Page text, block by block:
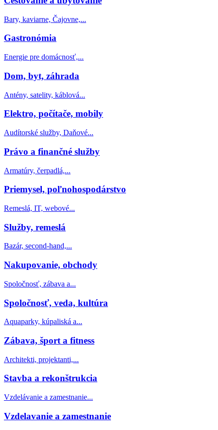
Bary, kaviarne, Čajovne,...
Gastronómia
Energie pre domácnosť,...
Dom, byt, záhrada
Antény, satelity, káblová...
Elektro, počítače, mobily
Audítorské služby, Daňové...
Právo a finančné služby
Armatúry, čerpadlá,...
Priemysel, poľnohospodárstvo
Remeslá, IT, webové...
Služby, remeslá
Bazár, second-hand,...
Nakupovanie, obchody
Spoločnosť, zábava a...
Spoločnosť, veda, kultúra
Aquaparky, kúpaliská a...
Zábava, šport a fitness
Architekti, projektanti,...
Stavba a rekonštrukcia
Vzdelávanie a zamestnanie...
Vzdelavanie a zamestnanie